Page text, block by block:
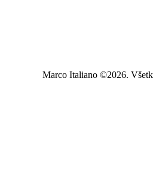
Marco Italiano ©2026.